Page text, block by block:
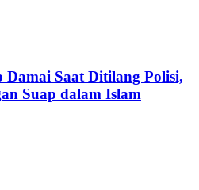
Damai Saat Ditilang Polisi,
Suap dalam Islam